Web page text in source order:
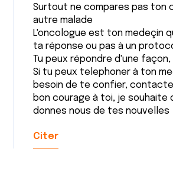
Surtout ne compares pas ton
autre malade
L'oncologue est ton medeçin
ta réponse ou pas à un
Tu peux répondre d'une
Si tu peux telephoner à ton
besoin de te confier, contactes
bon courage à toi, je
donnes nous de tes nouvelles
Citer